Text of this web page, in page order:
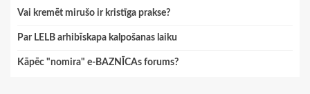
Vai kremēt mirušo ir kristīga prakse?
Par LELB arhibīskapa kalpošanas laiku
Kāpēc "nomira" e-BAZNĪCAs forums?